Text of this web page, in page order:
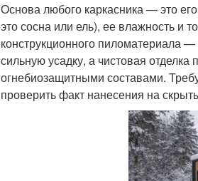
Основа любого каркасника — это
это сосна или ель), ее влажность и
конструкционного пиломатериала
сильную усадку, а чистовая
огнебиозащитными составами.
проверить факт нанесения на